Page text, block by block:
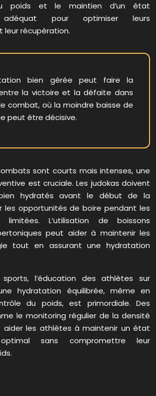
poids et le maintien d’un état
adéquat pour optimiser leurs
leur récupération.
bien gérée peut faire la
la victoire et la défaite dans
combat, où la moindre baisse de
peut être décisive.
sont courts mais intenses, une
est cruciale. Les judokas doivent
hydratés avant le début de la
les opportunités de boire pendant les
L’utilisation de boissons
peut aider à maintenir les
tout en assurant une hydratation
l’éducation des athlètes sur
hydratation équilibrée, même en
du poids, est primordiale. Des
le monitoring régulier de la densité
aider les athlètes à maintenir un état
optimal sans compromettre leur